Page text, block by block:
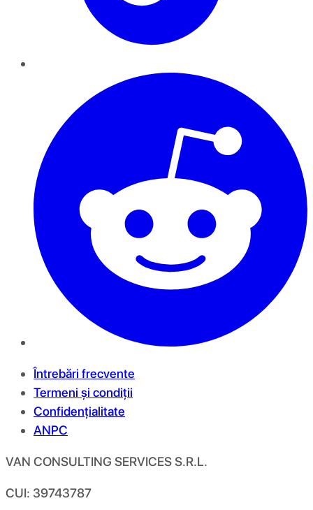
Întrebări frecvente
Termeni și condiții
Confidențialitate
ANPC
VAN CONSULTING SERVICES S.R.L.
CUI: 39743787